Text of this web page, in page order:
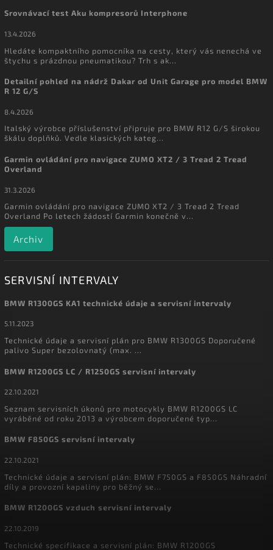
Srovnávací test Aku kompresorů Interphone
13.4.2026
Hledáte kompaktního pomocníka na cesty, který vás nenechá ve
štychu s prázdnou pneumatikou? Trh s ak...
Detailní pohled na nádrž Dakar od Unit Garage pro model BMW
R 12 G/S
8.4.2026
Italský výrobce příslušenství připruje pro BMW R12 G/S širokou
škálu doplňků. Vedle klasických kateg...
Garmin ovládání pro navigace ZUMO XT2 / 3 Tread 2 Tread
Overland
31.3.2026
Garmin ovládání pro navigace ZUMO XT2 / 3 Tread 2 Tread
Overland Po letech žádostí Garmin konečně v...
Archiv
SERVISNÍ INTERVALY
BMW R1300GS KA1 technické údaje a servisní intervaly
5.11.2023
Technické údaje a servisní plán pro BMW R1300GS Doporučené
palivo Super bezolovnatý (max. ...
BMW R1200GS LC / R1250GS servisní intervaly
22.10.2021
Seznam servisních úkonů pro motocykly BMW R1200GS LC
vyráběné od roku 2013 a výrobcem doporučené typ...
BMW F850GS servisní intervaly
22.10.2021
Technické údaje a servisní plán: BMW F750GS a F850GS Náhradní
díly a provozní kapaliny pro běžný se...
BMW R1200GS vzduch servisní intervaly
22.10.2019
Technické specifikace a servisní plán: BMW R1200GS